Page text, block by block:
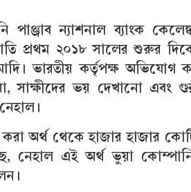
ন্যাশনাল ব্যাংক
প্রথম ২০১৮ সালের শুরুর
ভারতীয় কর্তৃপক্ষ অভিযোগ
সাক্ষীদের ভয় দেখানো এবং
অর্থ থেকে হাজার হাজার
নেহাল এই অর্থ ভুয়া